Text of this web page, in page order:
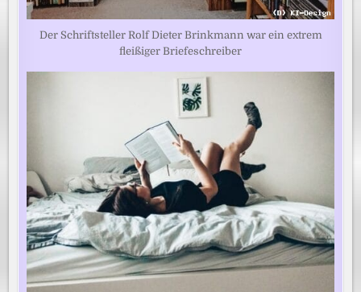
Der Schriftsteller Rolf Dieter Brinkmann war ein extrem
fleißiger Briefeschreiber